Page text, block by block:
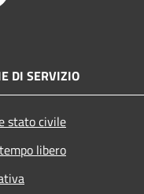
DI SERVIZIO
stato civile
libero